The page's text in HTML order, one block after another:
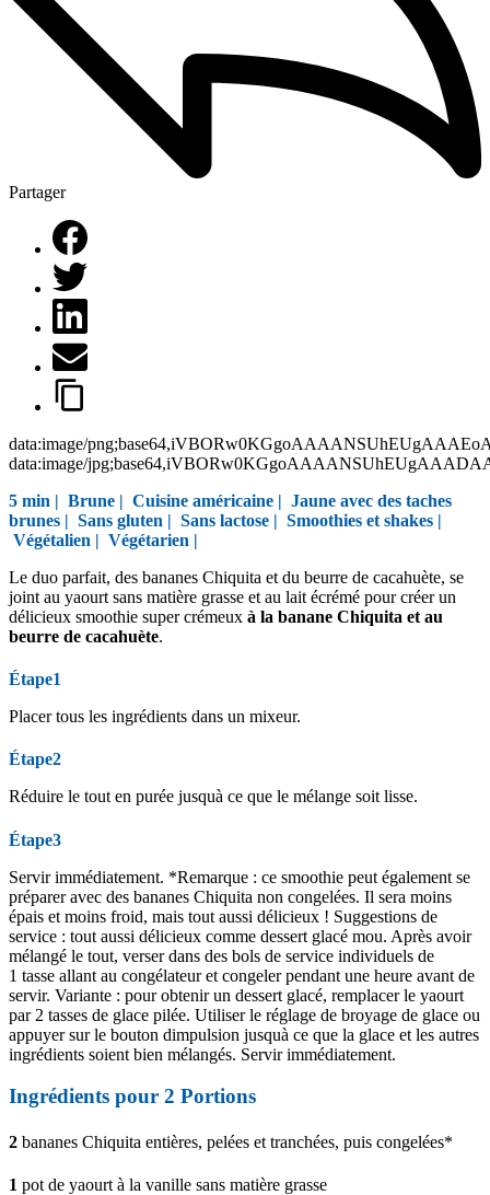
Partager
data:image/
data:image/
5 min | Brune | Cuisine américaine | Jaune avec des taches
brunes | Sans gluten | Sans lactose | Smoothies et shakes |
Végétalien | Végétarien |
Le duo parfait, des bananes Chiquita et du beurre de cacahuète, se
joint au yaourt sans matière grasse et au lait écrémé pour créer un
délicieux smoothie super crémeux à la banane Chiquita et au
beurre de cacahuète.
Étape1
Placer tous les ingrédients dans un mixeur.
Étape2
Réduire le tout en purée jusquà ce que le mélange soit lisse.
Étape3
Servir immédiatement. *Remarque : ce smoothie peut également se
préparer avec des bananes Chiquita non congelées. Il sera moins
épais et moins froid, mais tout aussi délicieux ! Suggestions de
service : tout aussi délicieux comme dessert glacé mou. Après avoir
mélangé le tout, verser dans des bols de service individuels de
1 tasse allant au congélateur et congeler pendant une heure avant de
servir. Variante : pour obtenir un dessert glacé, remplacer le yaourt
par 2 tasses de glace pilée. Utiliser le réglage de broyage de glace ou
appuyer sur le bouton dimpulsion jusquà ce que la glace et les autres
ingrédients soient bien mélangés. Servir immédiatement.
Ingrédients pour 2 Portions
2 bananes Chiquita entières, pelées et tranchées, puis congelées*
1 pot de yaourt à la vanille sans matière grasse